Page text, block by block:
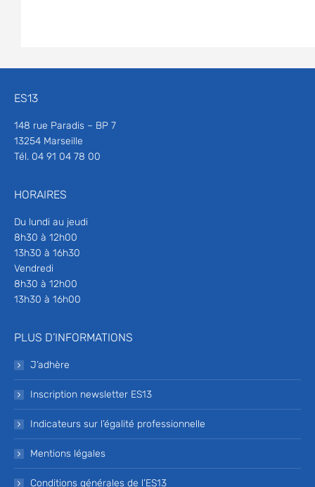
ES13
148 rue Paradis – BP 7
13254 Marseille
Tél. 04 91 04 78 00
HORAIRES
Du lundi au jeudi
8h30 à 12h00
13h30 à 16h30
Vendredi
8h30 à 12h00
13h30 à 16h00
PLUS D’INFORMATIONS
J’adhère
Inscription newsletter ES13
Indicateurs sur l’égalité professionnelle
Mentions légales
Conditions générales de l’ES13